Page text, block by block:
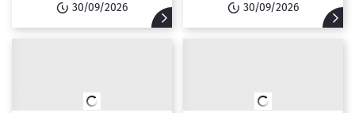
30/09/2026 30/09/2026